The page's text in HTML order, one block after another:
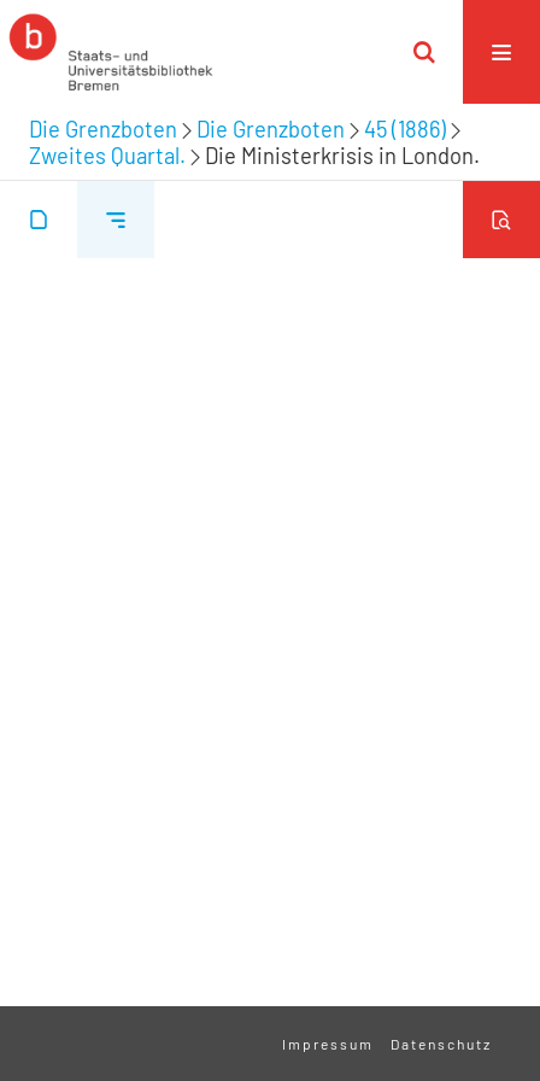
Die Grenzboten Die Grenzboten
45 (1886)
Zweites Quartal.
Die Ministerkrisis in London.
Impressum Datenschutz